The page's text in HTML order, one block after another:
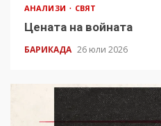
АНАЛИЗИ СВЯТ
Цената на войната
БАРИКАДА 26 юли 2026